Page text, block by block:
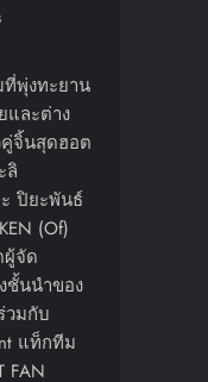
พุ่งทะยาน
และต่าง
จิ้นสุดฮอต
ลิ
ปิยะพันธ์
(Of)
ผู้จัด
ชั้นนำของ
วมกับ
แท็กทีม
FAN